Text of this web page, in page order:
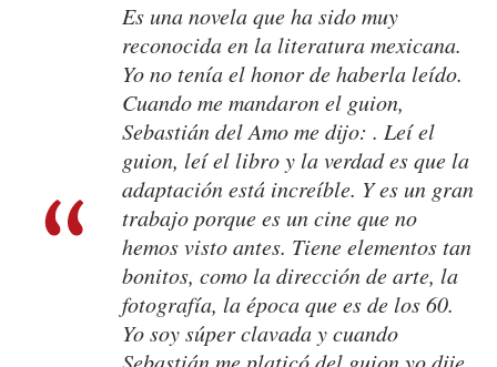
Es una novela que ha sido muy
reconocida en la literatura mexicana.
Yo no tenía el honor de haberla leído.
Cuando me mandaron el guion,
Sebastián del Amo me dijo: . Leí el
guion, leí el libro y la verdad es que la
adaptación está increíble. Y es un gran
trabajo porque es un cine que no
hemos visto antes. Tiene elementos tan
bonitos, como la dirección de arte, la
fotografía, la época que es de los 60.
Yo soy súper clavada y cuando